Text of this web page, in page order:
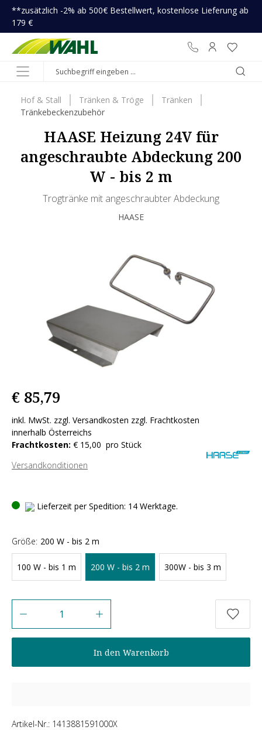
springen
**zusätzlich -2% ab 500€ Bestellwert, kostenlose Lieferung ab
179 €
Hof & Stall Tränken & Tröge
Tränken
Tränkebeckenzubehör
HAASE Heizung 24V für
angeschraubte Abdeckung 200
W - bis 2 m
Trogtränke mit angeschraubter Abdeckung
HAASE
€ 85,79
inkl. MwSt. zzgl. Versandkosten zzgl. Frachtkosten
innerhalb Österreichs
Frachtkosten: € 15,00 pro Stück
Versandkonditionen
Lieferzeit per Spedition: 14 Werktage.
Größe: 200 W - bis 2 m
100 W - bis 1 m 200 W - bis 2 m 300W - bis 3 m
In den Warenkorb
Artikel-Nr.: 1413881591000X